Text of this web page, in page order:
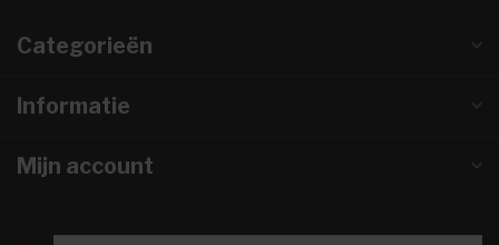
Categorieën
Informatie
Mijn account